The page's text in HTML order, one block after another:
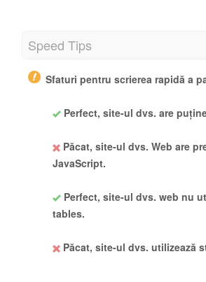
Speed Tips
Sfaturi pentru scrierea rapidă a
Perfect, site-ul dvs. are
Păcat, site-ul dvs. Web are
JavaScript.
Perfect, site-ul dvs. web nu
tables.
Păcat, site-ul dvs. utilizează